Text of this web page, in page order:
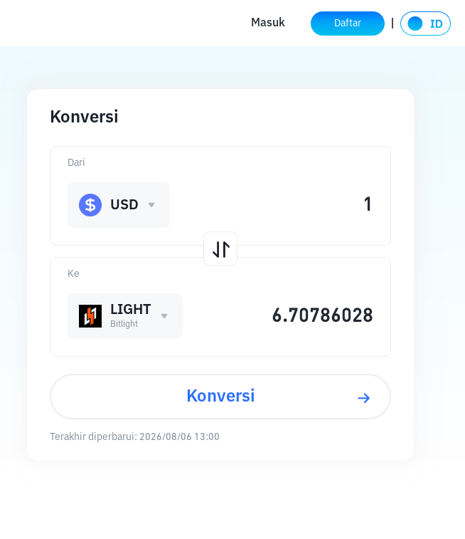
Masuk Daftar
Konversi
Ke
LIGHT
Bitlight
Dari
USD
Konversi
Terakhir diperbarui: 2026/08/06 13:00